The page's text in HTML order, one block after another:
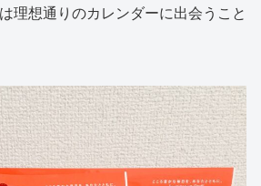
理想通りのカレンダーに出会うこと